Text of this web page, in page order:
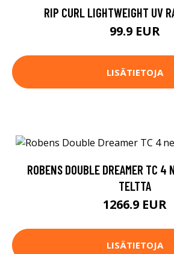
RIP CURL LIGHTWEIGHT UV
99.9 EUR
LISÄTIETOJA
ROBENS DOUBLE DREAMER TC 4
TELTTA
1266.9 EUR
LISÄTIETOJA